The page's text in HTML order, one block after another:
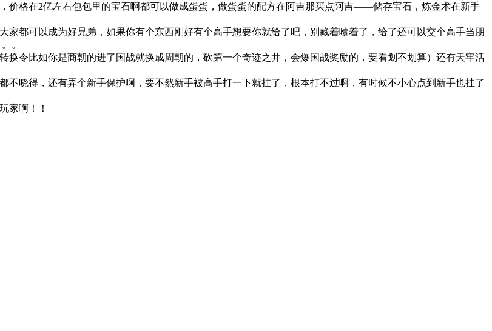
价格在2亿左右包包里的宝石啊都可以做成蛋蛋，做蛋蛋的配方在阿吉那买点阿吉——储存宝石，炼金术在新手
家都可以成为好兄弟，如果你有个东西刚好有个高手想要你就给了吧，别藏着噎着了，给了还可以交个高手当朋
。
令比如你是商朝的进了国战就换成周朝的，砍第一个奇迹之井，会爆国战奖励的，要看划不划算）还有天牢活
晓得，还有弄个新手保护啊，要不然新手被高手打一下就挂了，根本打不过啊，有时候不小心点到新手也挂了
家啊！！